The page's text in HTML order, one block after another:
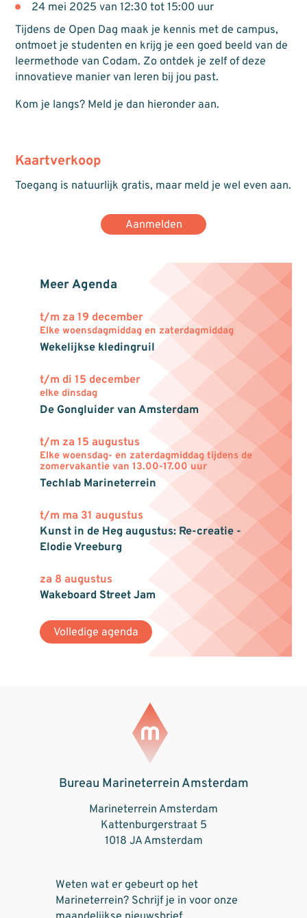
24 mei 2025 van 12:30 tot 15:00 uur
Tijdens de Open Dag maak je kennis met de campus,
ontmoet je studenten en krijg je een goed beeld van de
leermethode van Codam. Zo ontdek je zelf of deze
innovatieve manier van leren bij jou past.
Kom je langs? Meld je dan hieronder aan.
Kaartverkoop
Toegang is natuurlijk gratis, maar meld je wel even aan.
Aanmelden
Meer Agenda
t/m za 19 december
Elke woensdagmiddag en zaterdagmiddag
Wekelijkse kledingruil
t/m di 15 december
elke dinsdag
De Gongluider van Amsterdam
t/m za 15 augustus
Elke woensdag- en zaterdagmiddag tijdens de
zomervakantie van 13.00-17.00 uur
Techlab Marineterrein
t/m ma 31 augustus
Kunst in de Heg augustus: Re-creatie -
Elodie Vreeburg
za 8 augustus
Wakeboard Street Jam
Volledige agenda
Bureau Marineterrein Amsterdam
Marineterrein Amsterdam
Kattenburgerstraat 5
1018 JA Amsterdam
Weten wat er gebeurt op het
Marineterrein? Schrijf je in voor onze